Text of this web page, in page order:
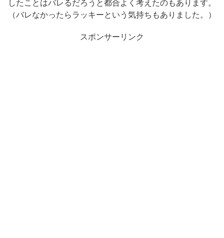
したことはバレるだろうと都合よく考えたのもあります。
（バレなかったらラッキーという気持ちもありました。）
スポンサーリンク